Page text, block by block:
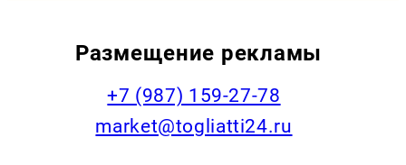
Размещение рекламы
+7 (987) 159-27-78
market@togliatti24.ru